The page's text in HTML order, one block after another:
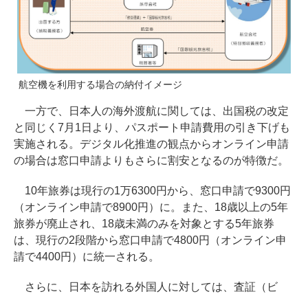
航空機を利用する場合の納付イメージ
一方で、日本人の海外渡航に関しては、出国税の改定
と同じく7月1日より、パスポート申請費用の引き下げも
実施される。デジタル化推進の観点からオンライン申請
の場合は窓口申請よりもさらに割安となるのが特徴だ。
10年旅券は現行の1万6300円から、窓口申請で9300円
（オンライン申請で8900円）に。また、18歳以上の5年
旅券が廃止され、18歳未満のみを対象とする5年旅券
は、現行の2段階から窓口申請で4800円（オンライン申
請で4400円）に統一される。
さらに、日本を訪れる外国人に対しては、査証（ビ